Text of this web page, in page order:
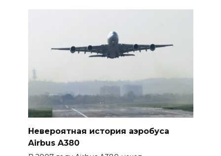
Невероятная история аэробуса
Airbus A380